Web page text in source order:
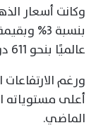
وكانت أسعار
عالميًا بنحو 611 دولارًا وبنسبة 11.5%.
الماضي.